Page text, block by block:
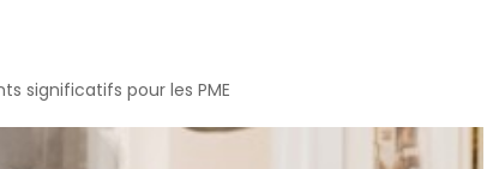
significatifs pour les PME